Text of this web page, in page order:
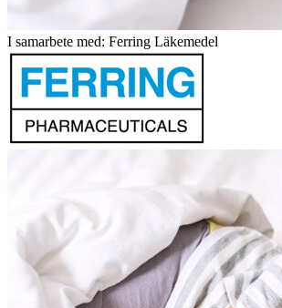
I samarbete med: Ferring Läkemedel